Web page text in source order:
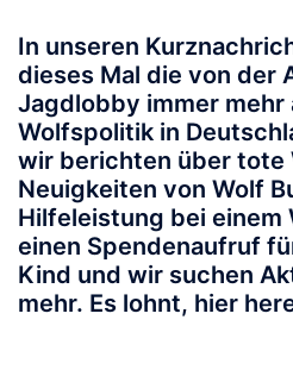
In unseren
dieses Mal die von der
Jagdlobby immer
Wolfspolitik in
wir berichten über tote
Neuigkeiten von Wolf
Hilfeleistung bei einem
einen Spendenaufruf
Kind und wir suchen
mehr. Es lohnt, hier